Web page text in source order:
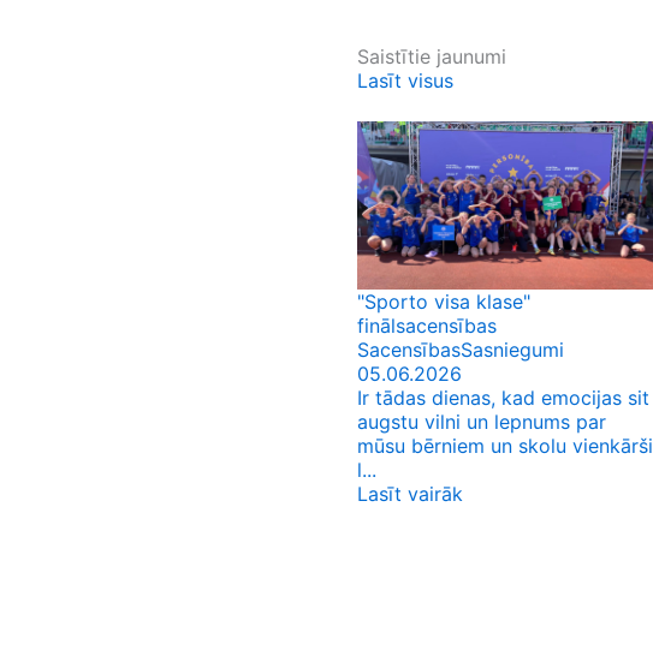
Saistītie jaunumi
Lasīt visus
"Sporto visa klase"
finālsacensības
SacensībasSasniegumi
05.06.2026
Ir tādas dienas, kad emocijas sit
augstu vilni un lepnums par
mūsu bērniem un skolu vienkārši
l...
Lasīt vairāk